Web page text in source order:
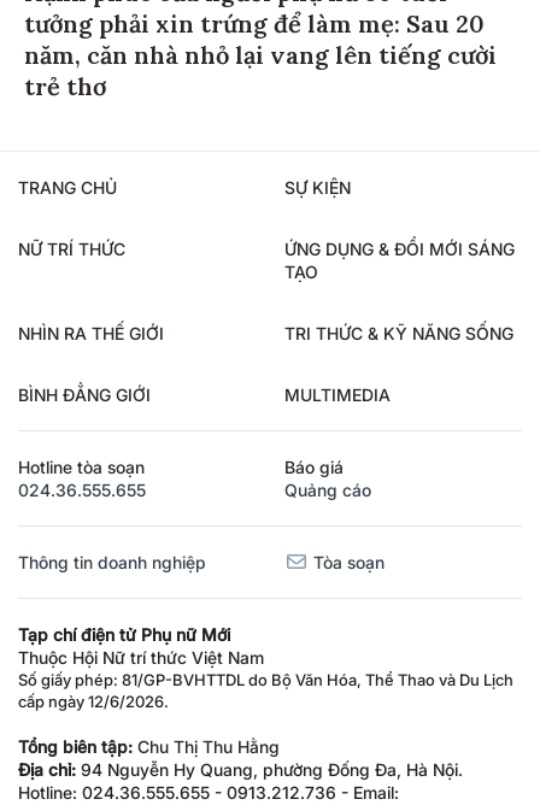
tưởng phải xin trứng để làm mẹ: Sau 20
năm, căn nhà nhỏ lại vang lên tiếng cười
trẻ thơ
TRANG CHỦ SỰ KIỆN
NỮ TRÍ THỨC
ỨNG DỤNG & ĐỔI MỚI SÁNG
TẠO
NHÌN RA THẾ GIỚI TRI THỨC & KỸ NĂNG SỐNG
BÌNH ĐẲNG GIỚI MULTIMEDIA
Hotline tòa soạn
024.36.555.655
Báo giá
Quảng cáo
Thông tin doanh nghiệp Tòa soạn
Tạp chí điện tử Phụ nữ Mới
Thuộc Hội Nữ trí thức Việt Nam
Số giấy phép: 81/GP-BVHTTDL do Bộ Văn Hóa, Thể Thao và Du Lịch
cấp ngày 12/6/2026.
Tổng biên tập: Chu Thị Thu Hằng
Địa chỉ: 94 Nguyễn Hy Quang, phường Đống Đa, Hà Nội.
Hotline: 024.36.555.655 - 0913.212.736 - Email: